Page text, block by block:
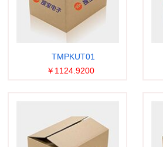
TMPKUT01
￥1124.9200